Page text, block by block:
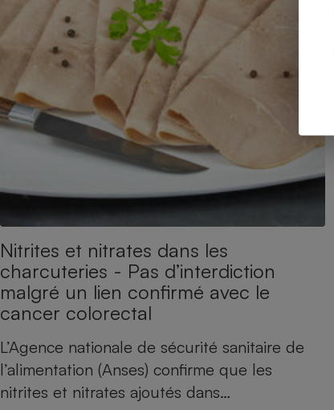
Nitrites et nitrates dans les
charcuteries - Pas d’interdiction
malgré un lien confirmé avec le
cancer colorectal
L’Agence nationale de sécurité sanitaire de
l’alimentation (Anses) confirme que les
nitrites et nitrates ajoutés dans…